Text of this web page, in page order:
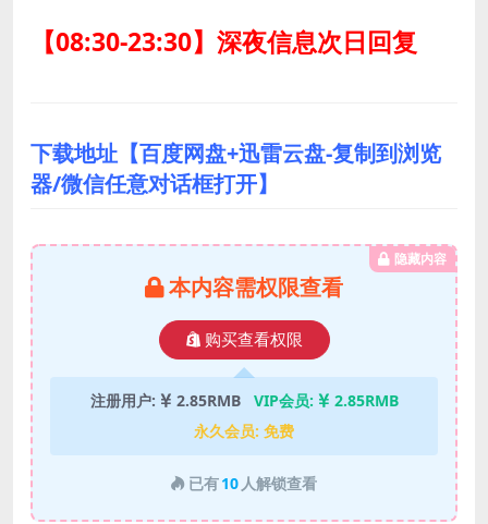
【08:30-23:30】深夜信息次日回复
下载地址【百度网盘+迅雷云盘-复制到浏览
器/微信任意对话框打开】
隐藏内容
本内容需权限查看
购买查看权限
注册用户: 2.85RMB VIP会员:
2.85RMB
永久会员: 免费
已有10 人解锁查看